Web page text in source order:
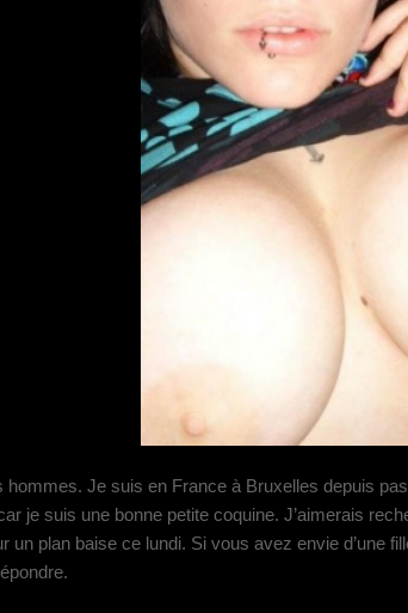
hommes. Je suis en France à Bruxelles depuis
je suis une bonne petite coquine. J’aimerais
un plan baise ce lundi. Si vous avez envie d’une